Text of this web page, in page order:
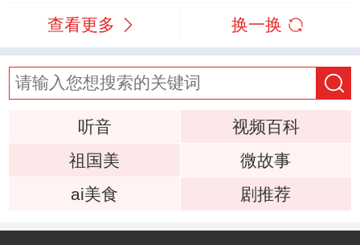
查看更多 换一换
听音
视频百科
祖国美
微故事
ai美食
剧推荐